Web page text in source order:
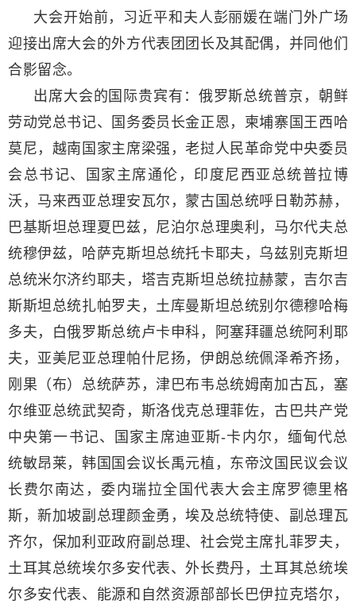
大会开始前，习近平和夫人彭丽媛在端门外广场
迎接出席大会的外方代表团团长及其配偶，并同他们
合影留念。
出席大会的国际贵宾有：俄罗斯总统普京，朝鲜
劳动党总书记、国务委员长金正恩，柬埔寨国王西哈
莫尼，越南国家主席梁强，老挝人民革命党中央委员
会总书记、国家主席通伦，印度尼西亚总统普拉博
沃，马来西亚总理安瓦尔，蒙古国总统呼日勒苏赫，
巴基斯坦总理夏巴兹，尼泊尔总理奥利，马尔代夫总
统穆伊兹，哈萨克斯坦总统托卡耶夫，乌兹别克斯坦
总统米尔济约耶夫，塔吉克斯坦总统拉赫蒙，吉尔吉
斯斯坦总统扎帕罗夫，土库曼斯坦总统别尔德穆哈梅
多夫，白俄罗斯总统卢卡申科，阿塞拜疆总统阿利耶
夫，亚美尼亚总理帕什尼扬，伊朗总统佩泽希齐扬，
刚果（布）总统萨苏，津巴布韦总统姆南加古瓦，塞
尔维亚总统武契奇，斯洛伐克总理菲佐，古巴共产党
中央第一书记、国家主席迪亚斯-卡内尔，缅甸代总
统敏昂莱，韩国国会议长禹元植，东帝汶国民议会议
长费尔南达，委内瑞拉全国代表大会主席罗德里格
斯，新加坡副总理颜金勇，埃及总统特使、副总理瓦
齐尔，保加利亚政府副总理、社会党主席扎菲罗夫，
土耳其总统埃尔多安代表、外长费丹，土耳其总统埃
尔多安代表、能源和自然资源部部长巴伊拉克塔尔，